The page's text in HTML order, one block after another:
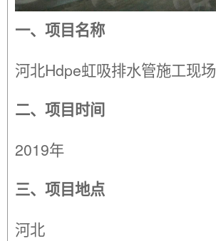
一、项目名称
河北Hdpe虹吸排水管施工现场
二、项目时间
2019年
三、项目地点
河北